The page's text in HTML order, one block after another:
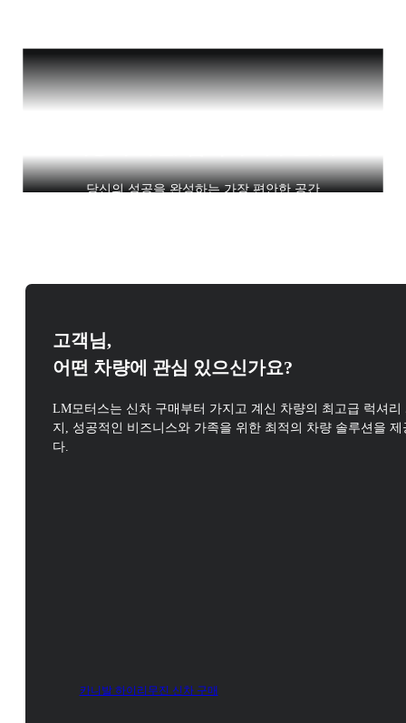
당신의 성공을 완성하는 가장 편안한 공간
고객님,
어떤 차량에 관심 있으신가요?
LM모터스는 신차 구매부터 가지고 계신 차량의 최고급 럭셔리
지, 성공적인 비즈니스와 가족을 위한 최적의 차량 솔루션을 제
다.
카니발 하이리무진 신차 구매